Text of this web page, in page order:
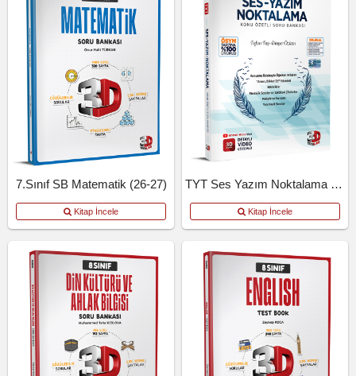
7.Sınıf SB Matematik (26-27)
Kitap İncele
TYT Ses Yazım Noktalama Kosb
Kitap İncele